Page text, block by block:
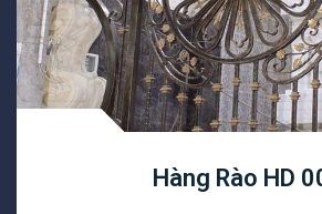
Hàng Rào HD